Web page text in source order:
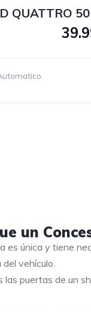
un
es única y tiene
vehículo.
las puertas de un